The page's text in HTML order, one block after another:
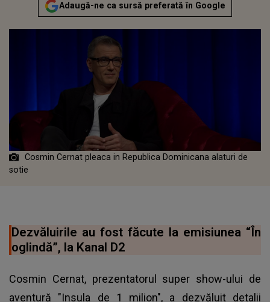
Adaugă-ne ca sursă preferată în Google
Cosmin Cernat pleaca in Republica Dominicana alaturi de
sotie
Dezvăluirile au fost făcute la emisiunea “În
oglindă”, la Kanal D2
Cosmin Cernat, prezentatorul super show-ului de
aventură "Insula de 1 milion", a dezvăluit detalii